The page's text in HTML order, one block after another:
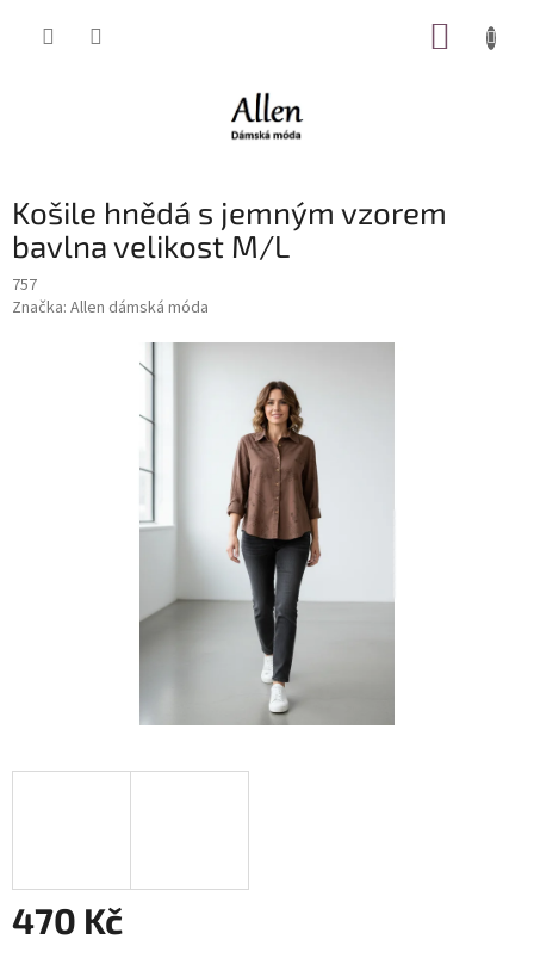
Košile hnědá s jemným vzorem
bavlna velikost M/L
757
Značka: Allen dámská móda
470 Kč